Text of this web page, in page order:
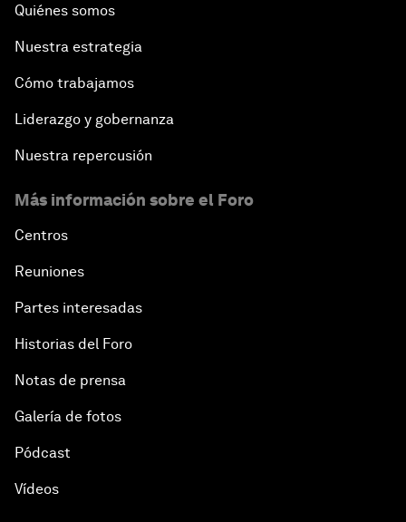
Quiénes somos
Nuestra estrategia
Cómo trabajamos
Liderazgo y gobernanza
Nuestra repercusión
Más información sobre el Foro
Centros
Reuniones
Partes interesadas
Historias del Foro
Notas de prensa
Galería de fotos
Pódcast
Vídeos